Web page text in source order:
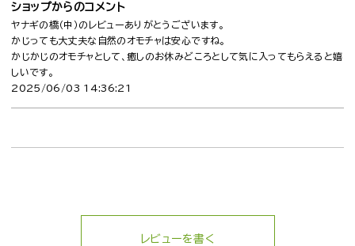
ショップからのコメント
ヤナギの橋（中）のレビューありがとうございます。
かじっても大丈夫な自然のオモチャは安心ですね。
かじかじのオモチャとして、癒しのお休みどころとして気に入ってもらえると嬉
しいです。
2025/06/03 14:36:21
レビューを書く